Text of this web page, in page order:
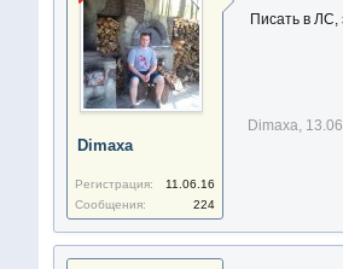
Dimaxa
Регистрация:
11.06.16
Сообщения:
224
Писать в ЛС,
Dimaxa,